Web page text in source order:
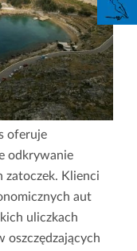
oferuje
odkrywanie
zatoczek. Klienci
aut
uliczkach
oszczędzających